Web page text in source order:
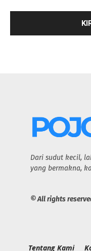
Dari sudut kecil,
yang bermakna,
© All rights
Tentang Kami